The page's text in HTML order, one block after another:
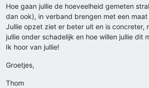
Hoe gaan jullie de hoeveelheid gemeten
dan ook), in verband brengen met een
Jullie opzet ziet er beter uit en is concreter,
jullie onder schadelijk en hoe willen jullie dit
Ik hoor van jullie!
Groetjes,
Thom